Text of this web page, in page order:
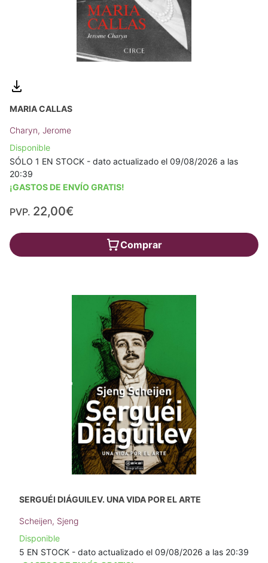
MARIA CALLAS
Charyn, Jerome
Disponible
SÓLO 1 EN STOCK - dato actualizado el 09/08/2026 a las
20:39
¡GASTOS DE ENVÍO GRATIS!
PVP. 22,00€
Comprar
SERGUÉI DIÁGUILEV. UNA VIDA POR EL ARTE
Scheijen, Sjeng
Disponible
5 EN STOCK - dato actualizado el 09/08/2026 a las 20:39